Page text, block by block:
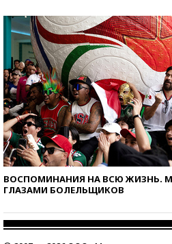
ВОСПОМИНАНИЯ НА ВСЮ ЖИЗНЬ.
ГЛАЗАМИ БОЛЕЛЬЩИКОВ